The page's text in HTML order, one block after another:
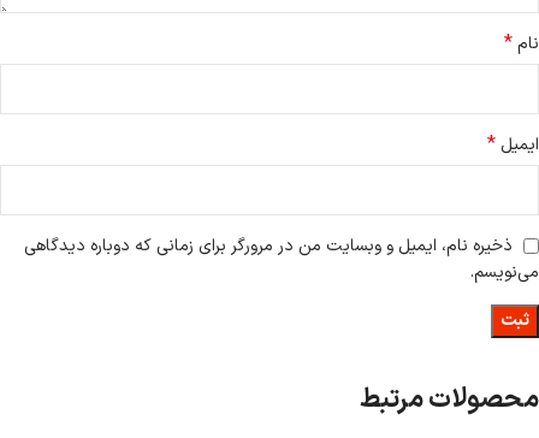
نام*
ایمیل *
ذخیره نام، ایمیل و وبسایت من در مرورگر برای زمانی که دوباره دیدگاهی
می‌نویسم.
محصولات مرتبط